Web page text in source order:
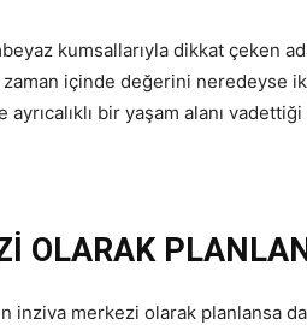
kumsallarıyla dikkat çeken
zaman içinde değerini neredeyse
bir yaşam alanı
OLARAK
inziva merkezi olarak planlansa